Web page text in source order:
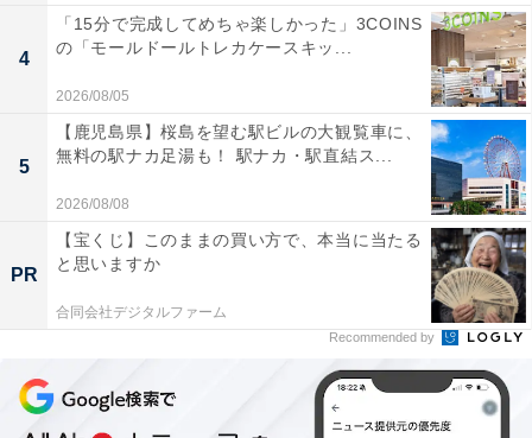
毎年完売続出のsweet夏の風物詩、日焼けハローキティ
付録が3年連続で登場します。今回はサングラスにハイ
ビスカス、ビキニ姿とハッピー感たっぷりの日焼けハロ
ーキティをあしらったミニトートバッグが付録に。高さ
20×幅26×マチ12cmの小ぶりなサイズは、ワンマイルバ
ッグとしてもサブバッグとしても活躍する使いやすいサ
イズ感です。毎年すぐに売り切れる人気付録だけに、早
めの予約がマストです。
4
「15分で完成してめちゃ楽しかった」3COINS
の「モールドールトレカケースキッ...
2026/08/05
5
【鹿児島県】桜島を望む駅ビルの大観覧車に、
無料の駅ナカ足湯も！ 駅ナカ・駅直結ス...
2026/08/08
PR
【宝くじ】このままの買い方で、本当に当たる
と思いますか
合同会社デジタルファーム
Recommended by